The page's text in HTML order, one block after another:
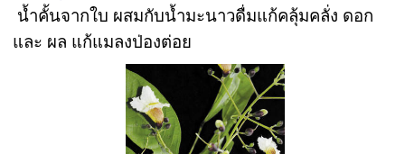
น้ำคั้นจากใบ ผสมกับน้ำมะนาวดื่มแก้คลุ้มคลั่ง ดอก
และ ผล แก้แมลงป่องต่อย